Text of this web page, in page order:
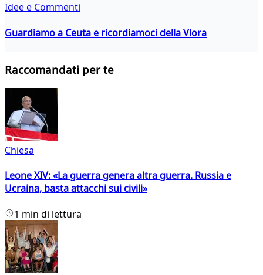
Idee e Commenti
Guardiamo a Ceuta e ricordiamoci della Vlora
Raccomandati per te
Chiesa
Leone XIV: «La guerra genera altra guerra. Russia e
Ucraina, basta attacchi sui civili»
1 min di lettura